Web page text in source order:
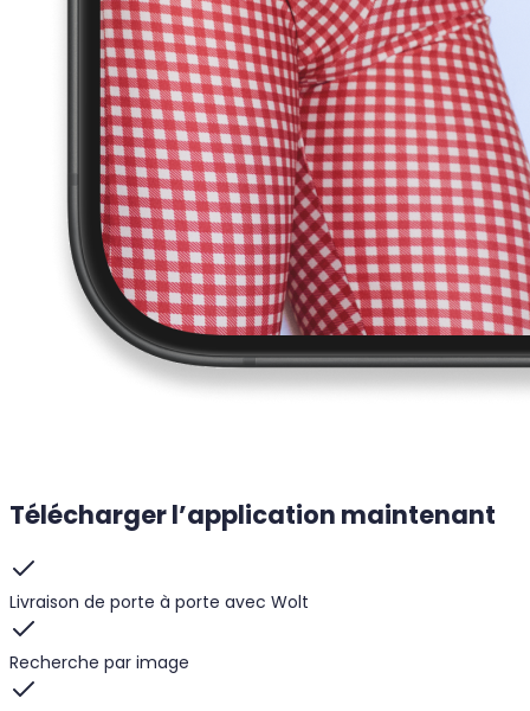
Télécharger l’application maintenant
Livraison de porte à porte avec Wolt
Recherche par image